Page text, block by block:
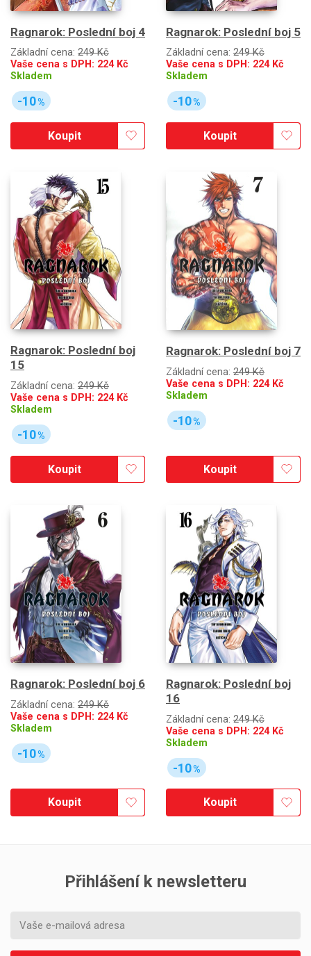
Ragnarok: Poslední boj 4
Základní cena: 249 Kč
Vaše cena s DPH: 224Kč
Skladem
-10%
Koupit
Ragnarok: Poslední boj 5
Základní cena: 249 Kč
Vaše cena s DPH: 224Kč
Skladem
-10%
Koupit
Ragnarok: Poslední boj
15
Základní cena: 249 Kč
Vaše cena s DPH: 224Kč
Skladem
-10%
Koupit
Ragnarok: Poslední boj 7
Základní cena: 249 Kč
Vaše cena s DPH: 224Kč
Skladem
-10%
Koupit
Ragnarok: Poslední boj 6
Základní cena: 249 Kč
Vaše cena s DPH: 224Kč
Skladem
-10%
Koupit
Ragnarok: Poslední boj
16
Základní cena: 249 Kč
Vaše cena s DPH: 224Kč
Skladem
-10%
Koupit
Přihlášení k newsletteru